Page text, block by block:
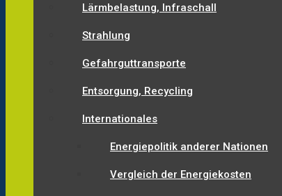
Lärmbelastung, Infraschall
Strahlung
Gefahrguttransporte
Entsorgung, Recycling
Internationales
Energiepolitik anderer Nationen
Vergleich der Energiekosten